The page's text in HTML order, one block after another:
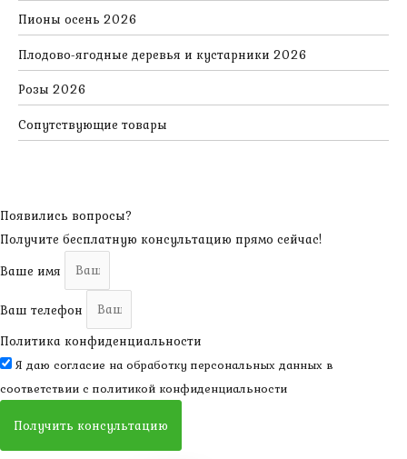
Пионы осень 2026
Плодово-ягодные деревья и кустарники 2026
Розы 2026
Сопутствующие товары
Появились вопросы?
Получите бесплатную консультацию прямо сейчас!
Ваше имя
Ваш телефон
Политика конфиденциальности
Я даю согласие на обработку персональных данных в
соответствии с политикой конфиденциальности
Получить консультацию